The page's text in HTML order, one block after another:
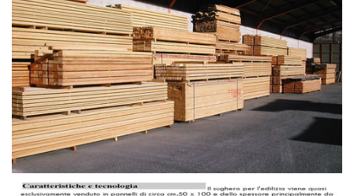
TAVOLAME E AFFINI